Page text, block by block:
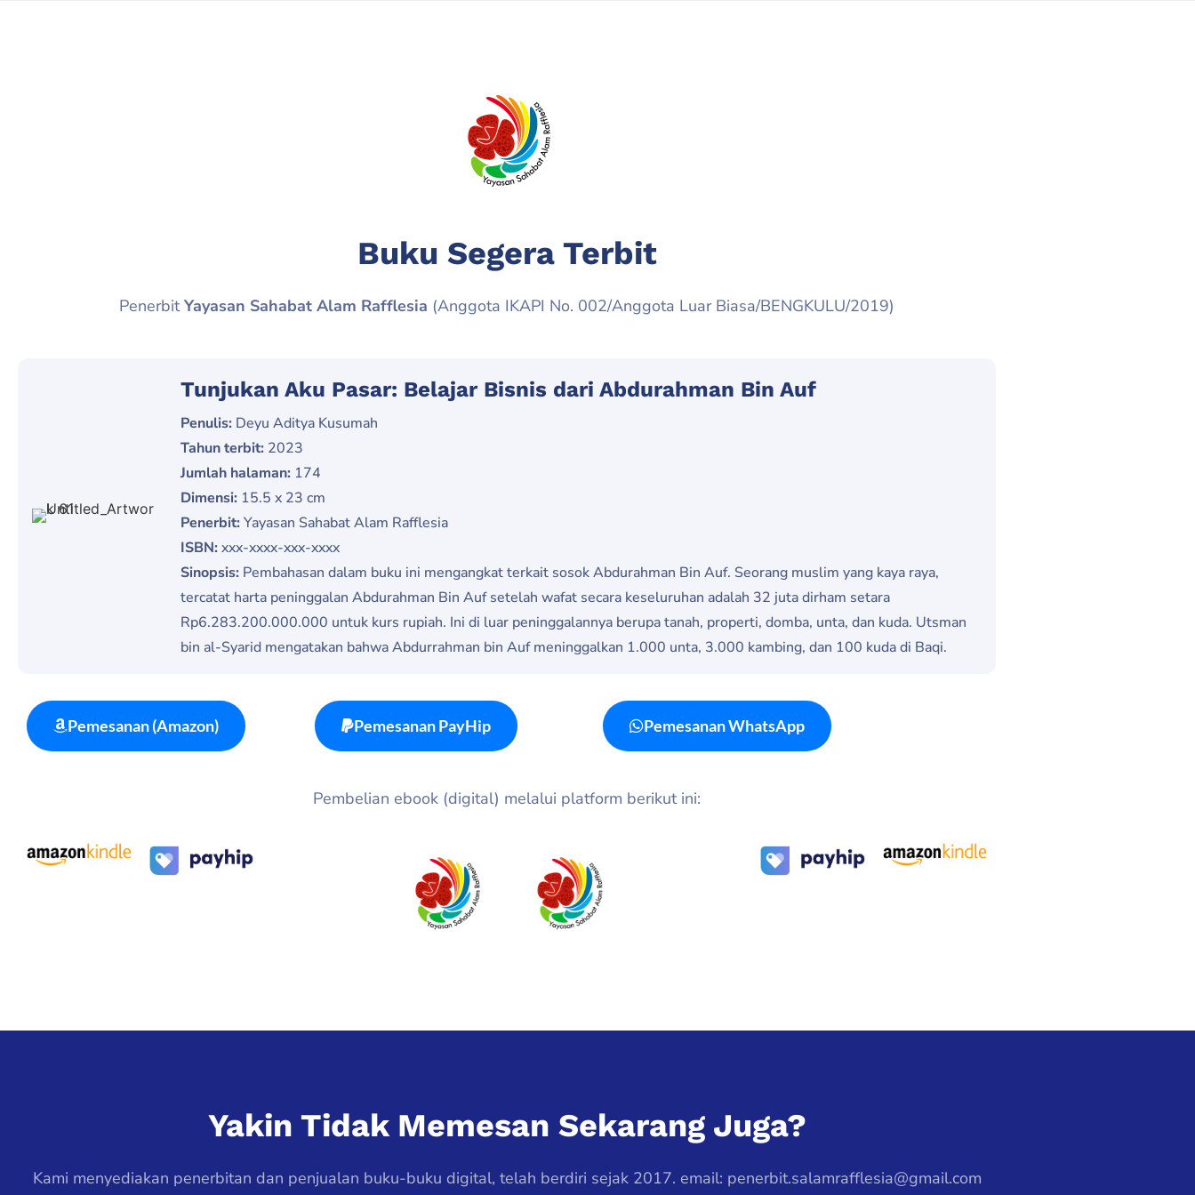
Buku Segera Terbit
PenerbitYayasan Sahabat Alam Rafflesia (Anggota IKAPI No. 002/Anggota Luar Biasa/BENGKULU/2019)
Tunjukan Aku Pasar: Belajar Bisnis dari Abdurahman Bin Auf
Penulis:Deyu Aditya Kusumah
Tahun terbit:2023
Jumlah halaman:174
Dimensi:15.5 x 23 cm
Penerbit:Yayasan Sahabat Alam Rafflesia
ISBN:xxx-xxxx-xxx-xxxx
Sinopsis: Pembahasan dalam buku ini mengangkat terkait sosok Abdurahman Bin Auf. Seorang muslim yang kaya raya,
tercatat harta peninggalan Abdurahman Bin Auf setelah wafat secara keseluruhan adalah 32 juta dirham setara
Rp6.283.200.000.000 untuk kurs rupiah. Ini di luar peninggalannya berupa tanah, properti, domba, unta, dan kuda. Utsman
bin al-Syarid mengatakan bahwa Abdurrahman bin Auf meninggalkan 1.000 unta, 3.000 kambing, dan 100 kuda di Baqi.
Pemesanan (Amazon) Pemesanan PayHip Pemesanan WhatsApp
Pembelian ebook (digital) melalui platform berikut ini:
Yakin Tidak Memesan Sekarang Juga?
Kami menyediakan penerbitan dan penjualan buku-buku digital, telah berdiri sejak 2017. email: penerbit.salamrafflesia@gmail.com